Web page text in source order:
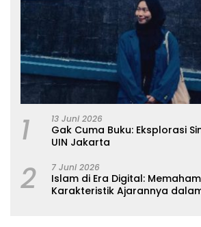
1 13 Juni 2026
Gak Cuma Buku: Eksplorasi
UIN Jakarta
2 7 Juni 2026
Islam di Era Digital:
Karakteristik Ajarannya